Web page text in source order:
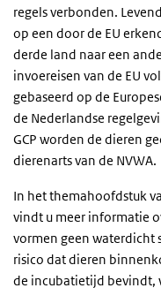
regels verbonden.
op een door de EU
derde land naar een
invoereisen van de EU
gebaseerd op de
de Nederlandse
GCP worden de dieren
dierenarts van de NVWA.
In het themahoofdstuk
vindt u meer informatie
vormen geen waterdicht
risico dat dieren
de incubatietijd bevindt,